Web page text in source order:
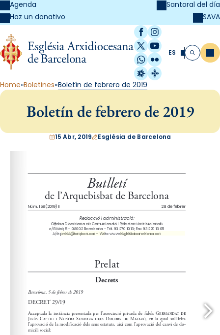
Agenda
Haz un donativo
Santoral del día
SAVA
Facebook
Instagram
X / Twitter
YouTube
WhatsApp
Flickr
Radio Estel
Catalunya
ES Buscar
Home Boletines Boletín de febrero de 2019
Boletín de febrero de 2019
15 Abr, 2019 Església de Barcelona
A/e: press@arqbcn.cat – Web: www.esglesiabarcelona.cat